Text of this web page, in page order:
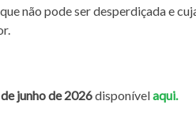
não pode ser desperdiçada e
junho de 2026disponívelaqui.